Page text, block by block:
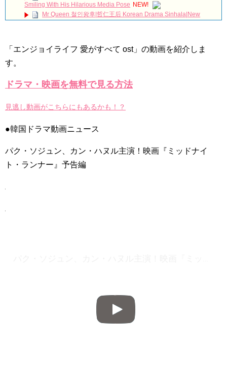
Smiling With His Hilarious Media Pose NEW!
Mr Queen 철인왕후|哲仁王后 Korean Drama Sinhala|New
Korean drama|2021 KDrama|Historical Korean drama|Kdrama NEW!
ビン＆イ・テファンの恋の行方は？爸爸我来伺候你 아버님 제가 모실
게요 Father I'll Take Care of You NEW!
やって…” Big News TV NEW!
#gongmyung #kimjaewook #kdrama #shorts
「違う（ちがう）・異なる」を韓国語では？「다르다（タル
ダ）」の意味・使い方について
ハン・ヘジン 한혜진 – Still We (여전히 우리는)
九尾狐外伝 第２話 キム・ジウ チョ・ヒョンジェ
「エンジョイライフ 愛がすべて ost」の動画を紹介しま
す。
ドラマ・映画を無料で見る方法
見逃し動画がこちらにもあるかも！？
●韓国ドラマ動画ニュース
パク・ソジュン、カン・ハヌル主演！映画『ミッドナイ
ト・ランナー』予告編